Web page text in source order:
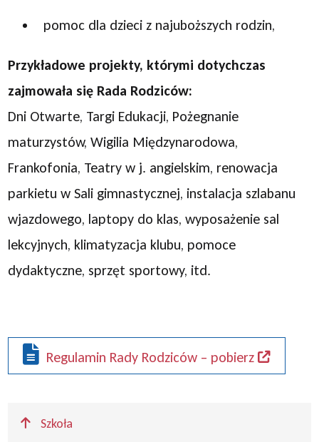
pomoc dla dzieci z najuboższych rodzin,
Przykładowe projekty, którymi dotychczas
zajmowała się Rada Rodziców:
Dni Otwarte, Targi Edukacji, Pożegnanie
maturzystów, Wigilia Międzynarodowa,
Frankofonia, Teatry w j. angielskim, renowacja
parkietu w Sali gimnastycznej, instalacja szlabanu
wjazdowego, laptopy do klas, wyposażenie sal
lekcyjnych, klimatyzacja klubu, pomoce
dydaktyczne, sprzęt sportowy, itd.
Regulamin Rady Rodziców – pobierz
Wyżej
Szkoła